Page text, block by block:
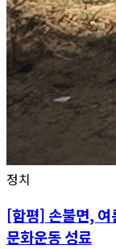
정치
[함평] 손불면, 여
문화운동 성료